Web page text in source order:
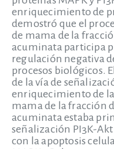
enriquecimiento de
demostró que el
de mama de la
acuminata participa
regulación negativa
procesos biológicos.
de la vía de
enriquecimiento de
mama de la fracción
acuminata estaba
señalización PI3K-
con la apoptosis